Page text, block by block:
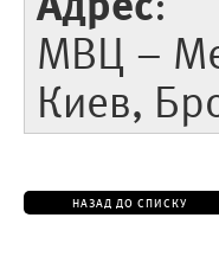
МВЦ –
Киев,
НАЗАД ДО СПИСКУ